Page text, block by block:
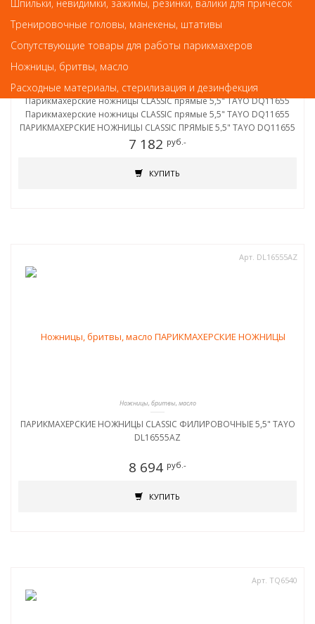
Парикмахерские ножницы CLASSIC прямые 5,5" TAYO DQ11655
Парикмахерские ножницы CLASSIC прямые 5,5" TAYO DQ11655
ПАРИКМАХЕРСКИЕ НОЖНИЦЫ CLASSIC ПРЯМЫЕ 5,5" TAYO DQ11655
7 182 руб.-
КУПИТЬ
Арт. DL16555AZ
Ножницы, бритвы, масло
ПАРИКМАХЕРСКИЕ НОЖНИЦЫ CLASSIC ФИЛИРОВОЧНЫЕ 5,5" TAYO
DL16555AZ
8 694 руб.-
КУПИТЬ
Арт. TQ6540
Шпильки, невидимки, зажимы, резинки, валики для причесок
Тренировочные головы, манекены, штативы
Сопутствующие товары для работы парикмахеров
Ножницы, бритвы, масло
Расходные материалы, стерилизация и дезинфекция